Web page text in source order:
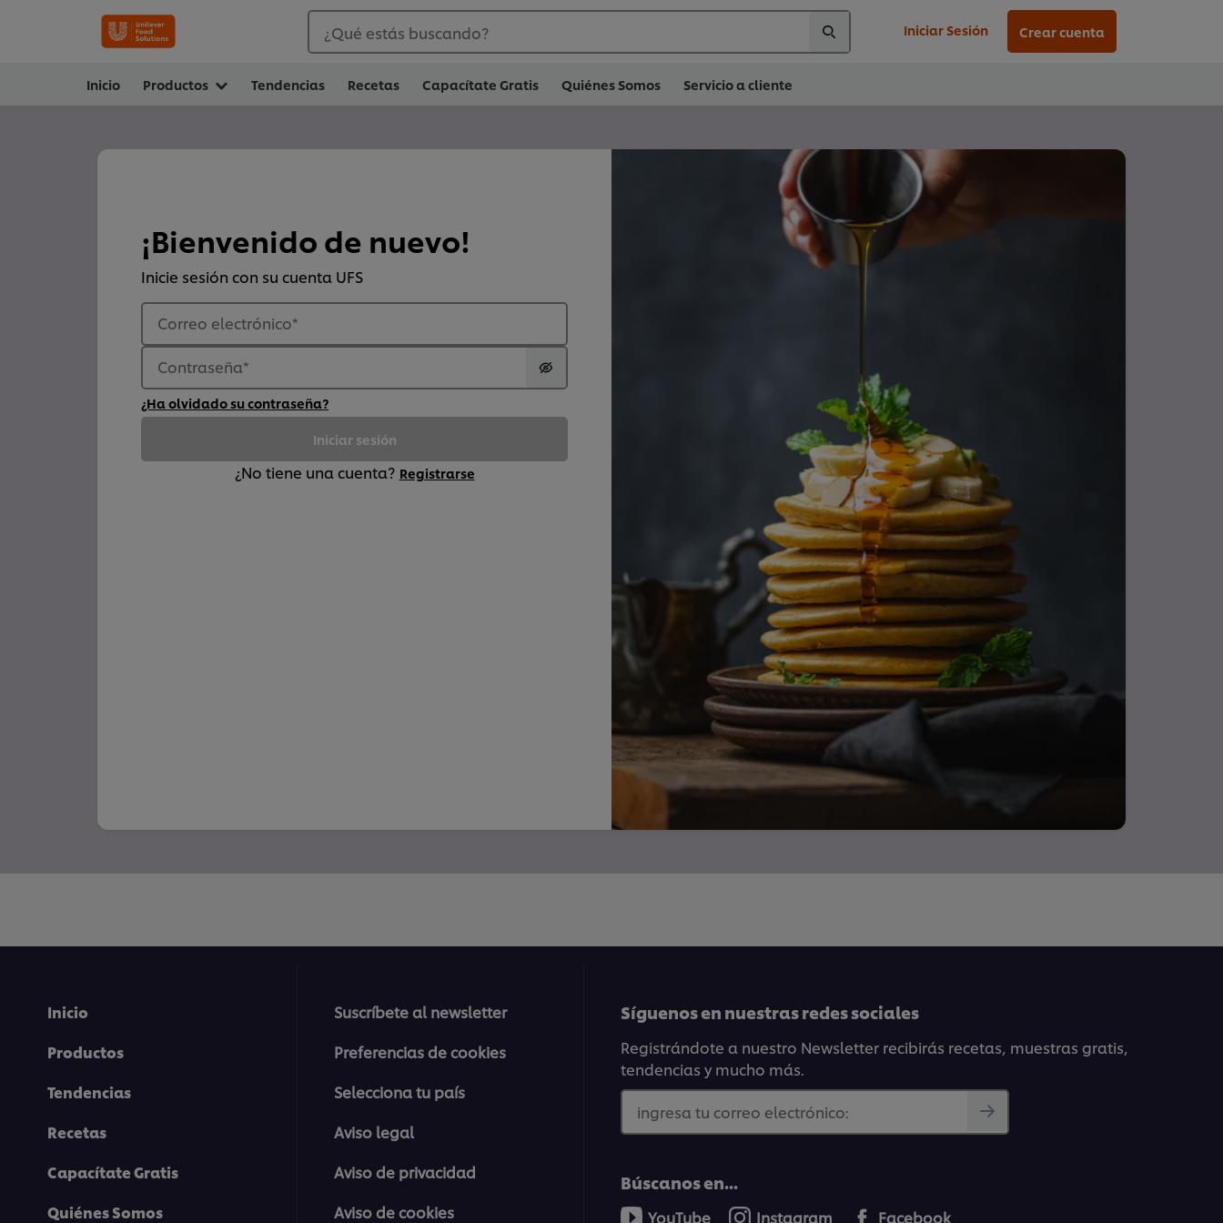
¿Qué estás buscando? Iniciar Sesión Crear cuenta
Inicio Productos Tendencias Recetas Capacítate Gratis Quiénes Somos Servicio a cliente
¡Bienvenido de nuevo!
Inicie sesión con su cuenta UFS
Correo electrónico*
Contraseña*
¿Ha olvidado su contraseña?
Iniciar sesión
¿No tiene una cuenta? Registrarse
Inicio
Productos
Tendencias
Recetas
Capacítate Gratis
Quiénes Somos
Suscríbete al newsletter
Preferencias de cookies
Selecciona tu país
Aviso legal
Aviso de privacidad
Aviso de cookies
Síguenos en nuestras redes sociales
Registrándote a nuestro Newsletter recibirás recetas, muestras gratis,
tendencias y mucho más.
ingresa tu correo electrónico:
Búscanos en...
YouTube Instagram Facebook